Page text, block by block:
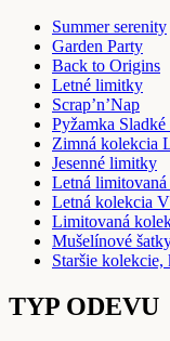
Summer serenity
Garden Party
Back to Origins
Letné limitky
Scrap’n’Nap
Pyžamka Sladké
Zimná kolekcia
Jesenné limitky
Letná
Letná kolekcia
Limitovaná
Mušelínové
Staršie
TYP ODEVU